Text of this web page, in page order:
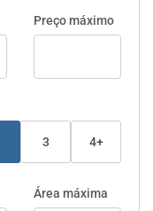
Preço máximo
3 4+
Área máxima